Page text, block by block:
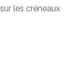
les créneaux